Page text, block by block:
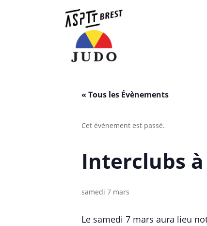
« Tous les Évènements
Cet évènement est passé.
Interclubs
samedi 7 mars
Le samedi 7 mars aura lieu